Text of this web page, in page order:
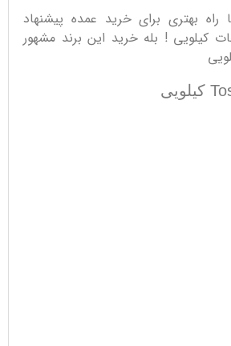
راه بهتری برای خرید عمده پیشنهاد
کیلویی ! بله خرید این برند مشهور